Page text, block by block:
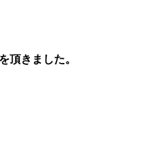
頂きました。